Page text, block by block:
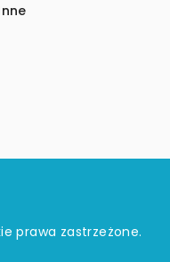
prawa zastrzeżone.